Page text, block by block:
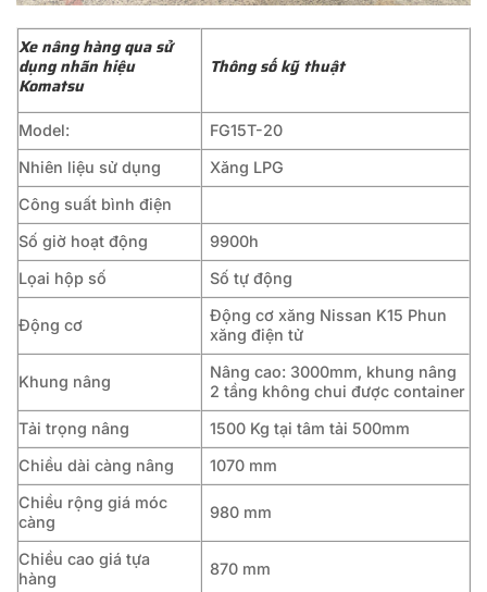
Xe nâng hàng qua sử
dụng nhãn hiệu
Komatsu
Thông số kỹ thuật
Model:
FG15T-20
Nhiên liệu sử dụng
Xăng LPG
Công suất bình điện
Số giờ hoạt động
9900h
Lọai hộp số
Số tự động
Động cơ
Động cơ xăng Nissan K15 Phun
xăng điện tử
Khung nâng
Nâng cao: 3000mm, khung nâng
2 tầng không chui được container
Tải trọng nâng
1500 Kg tại tâm tải 500mm
Chiều dài càng nâng
1070 mm
Chiều rộng giá móc
càng
980 mm
Chiều cao giá tựa
hàng
870 mm